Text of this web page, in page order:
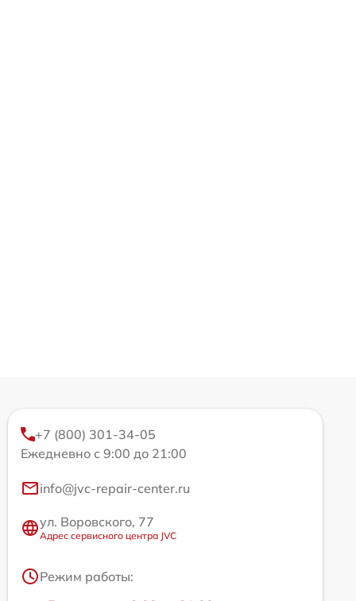
+7 (800) 301-34-05
Ежедневно с 9:00 до 21:00
info@jvc-repair-center.ru
ул. Воровского, 77
Адрес сервисного центра JVC
Режим работы: